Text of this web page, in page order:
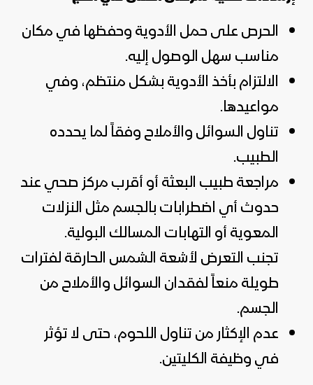
الحرص على حمل الأدوية وحفظها في مكان
مناسب سهل الوصول إليه.
الالتزام بأخذ الأدوية بشكل منتظم، وفي
مواعيدها.
تناول السوائل والأملاح وفقاً لما يحدده
الطبيب.
مراجعة طبيب البعثة أو أقرب مركز صحي عند
حدوث أي اضطرابات بالجسم مثل النزلات
المعوية أو التهابات المسالك البولية.
تجنب التعرض لأشعة الشمس الحارقة لفترات
طويلة منعاً لفقدان السوائل والأملاح من
الجسم.
عدم الإكثار من تناول اللحوم، حتى لا تؤثر
في وظيفة الكليتين.